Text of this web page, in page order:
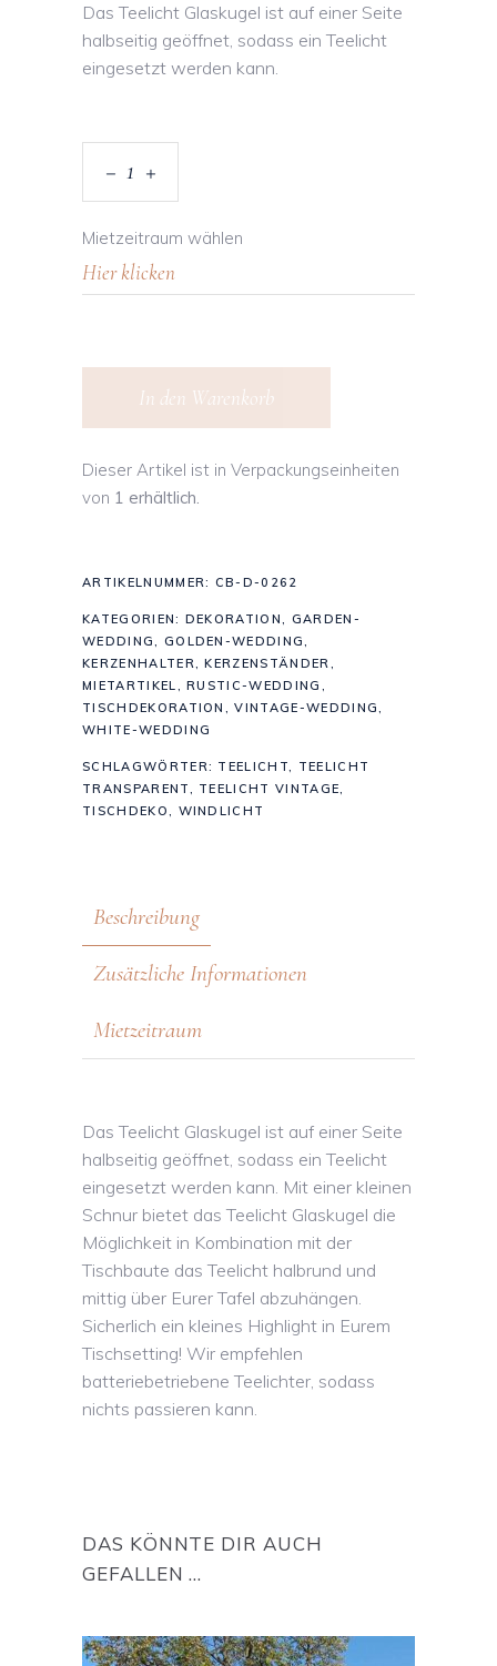
Das Teelicht Glaskugel ist auf einer Seite
halbseitig geöffnet, sodass ein Teelicht
eingesetzt werden kann.
Mietzeitraum wählen
In den Warenkorb
Dieser Artikel ist in Verpackungseinheiten
von 1 erhältlich.
ARTIKELNUMMER: CB-D-0262
KATEGORIEN: DEKORATION, GARDEN-
WEDDING, GOLDEN-WEDDING,
KERZENHALTER,KERZENSTÄNDER,
MIETARTIKEL,RUSTIC-WEDDING ,
TISCHDEKORATION ,VINTAGE-WEDDING,
WHITE-WEDDING
SCHLAGWÖRTER: TEELICHT, TEELICHT
TRANSPARENT, TEELICHT VINTAGE,
TISCHDEKO, WINDLICHT
Beschreibung
Zusätzliche Informationen
Mietzeitraum
Das Teelicht Glaskugel ist auf einer Seite
halbseitig geöffnet, sodass ein Teelicht
eingesetzt werden kann. Mit einer kleinen
Schnur bietet das Teelicht Glaskugel die
Möglichkeit in Kombination mit der
Tischbaute das Teelicht halbrund und
mittig über Eurer Tafel abzuhängen.
Sicherlich ein kleines Highlight in Eurem
Tischsetting! Wir empfehlen
batteriebetriebene Teelichter, sodass
nichts passieren kann.
DAS KÖNNTE DIR AUCH
GEFALLEN …